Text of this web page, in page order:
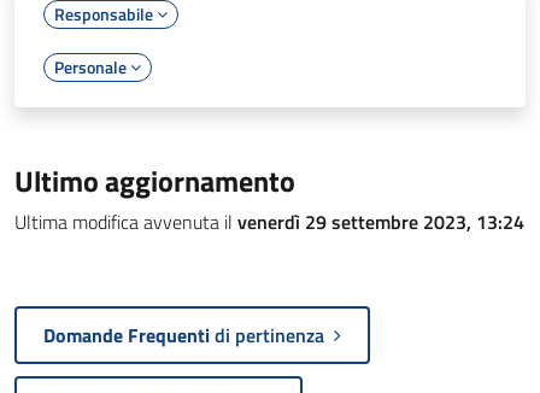
Responsabile
Personale
Ultimo aggiornamento
Ultima modifica avvenuta il venerdì 29 settembre 2023, 13:24
Domande Frequentidi pertinenza